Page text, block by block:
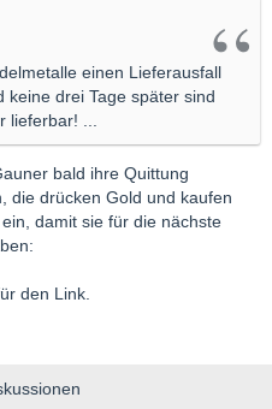
einen Lieferausfall
keine drei Tage später sind
lieferbar! ...
bald ihre Quittung
die drücken Gold und kaufen
damit sie für die nächste
den Link.